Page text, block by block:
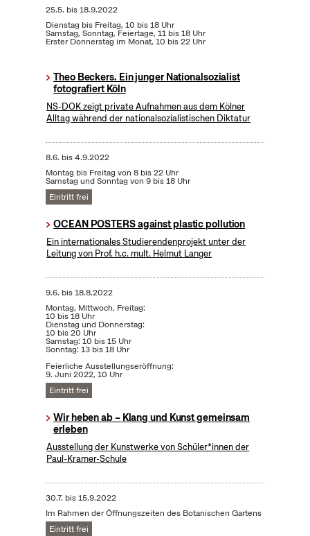
25.5. bis18.9.2022
Dienstag bis Freitag, 10 bis 18 Uhr
Samstag, Sonntag, Feiertage, 11 bis 18 Uhr
Erster Donnerstag im Monat, 10 bis 22 Uhr
Theo Beckers. Ein junger Nationalsozialist
fotografiert Köln
NS-DOK zeigt private Aufnahmen aus dem Kölner
Alltag während der nationalsozialistischen Diktatur
8.6. bis4.9.2022
Montag bis Freitag von 8 bis 22 Uhr
Samstag und Sonntag von 9 bis 18 Uhr
Eintritt frei
OCEAN POSTERS against plastic pollution
Ein internationales Studierendenprojekt unter der
Leitung von Prof. h.c. mult. Helmut Langer
9.6. bis18.8.2022
Montag, Mittwoch, Freitag:
10 bis 18 Uhr
Dienstag und Donnerstag:
10 bis 20 Uhr
Samstag: 10 bis 15 Uhr
Sonntag: 13 bis 18 Uhr
Feierliche Ausstellungseröffnung:
9. Juni 2022, 10 Uhr
Eintritt frei
Wir heben ab – Klang und Kunst gemeinsam
erleben
Ausstellung der Kunstwerke von Schüler*innen der
Paul-Kramer-Schule
30.7. bis15.9.2022
Im Rahmen der Öffnungszeiten des Botanischen Gartens
Eintritt frei